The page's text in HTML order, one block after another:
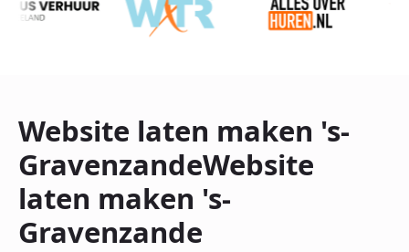
Website laten maken 's-
GravenzandeWebsite
laten maken 's-
Gravenzande